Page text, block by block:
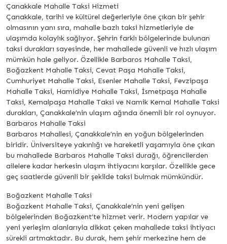
Çanakkale Mahalle Taksi Hizmeti
Çanakkale, tarihi ve kültürel değerleriyle öne çıkan bir şehir
olmasının yanı sıra, mahalle bazlı taksi hizmetleriyle de
ulaşımda kolaylık sağlıyor. Şehrin farklı bölgelerinde bulunan
taksi durakları sayesinde, her mahallede güvenli ve hızlı ulaşım
mümkün hale geliyor. Özellikle Barbaros Mahalle Taksi,
Boğazkent Mahalle Taksi, Cevat Paşa Mahalle Taksi,
Cumhuriyet Mahalle Taksi, Esenler Mahalle Taksi, Fevzipaşa
Mahalle Taksi, Hamidiye Mahalle Taksi, İsmetpaşa Mahalle
Taksi, Kemalpaşa Mahalle Taksi ve Namik Kemal Mahalle Taksi
durakları, Çanakkale’nin ulaşım ağında önemli bir rol oynuyor.
Barbaros Mahalle Taksi
Barbaros Mahallesi, Çanakkale’nin en yoğun bölgelerinden
biridir. Üniversiteye yakınlığı ve hareketli yaşamıyla öne çıkan
bu mahallede Barbaros Mahalle Taksi durağı, öğrencilerden
ailelere kadar herkesin ulaşım ihtiyacını karşılar. Özellikle gece
geç saatlerde güvenli bir şekilde taksi bulmak mümkündür.
Boğazkent Mahalle Taksi
Boğazkent Mahalle Taksi, Çanakkale’nin yeni gelişen
bölgelerinden Boğazkent’te hizmet verir. Modern yapılar ve
yeni yerleşim alanlarıyla dikkat çeken mahallede taksi ihtiyacı
sürekli artmaktadır. Bu durak, hem şehir merkezine hem de